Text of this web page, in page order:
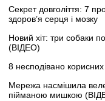
Секрет довголіття: 7
здоров’я серця і мозку
Новий хіт: три собаки
(ВІДЕО)
8 несподівано
Мережа насмішила
пійманою мишкою